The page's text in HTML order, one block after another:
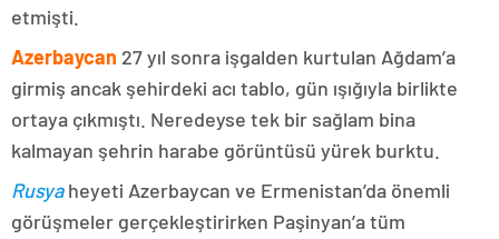
etmişti.
Azerbaycan 27 yıl sonra işgalden kurtulan Ağdam’a
girmiş ancak şehirdeki acı tablo, gün ışığıyla birlikte
ortaya çıkmıştı. Neredeyse tek bir sağlam bina
kalmayan şehrin harabe görüntüsü yürek burktu.
Rusyaheyeti Azerbaycan ve Ermenistan’da önemli
görüşmeler gerçekleştirirken Paşinyan’a tüm